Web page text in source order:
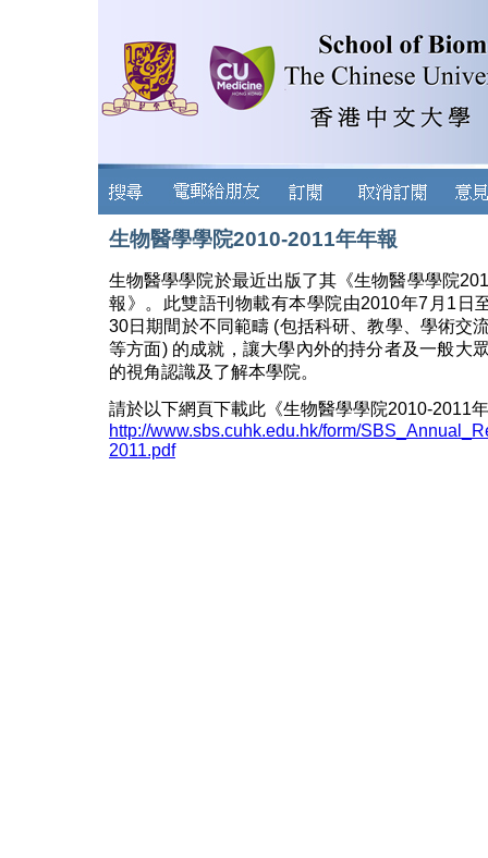
生物醫學學院2010-2011年年報
生物醫學學院於最近出版了其《生物醫學學院
報》。此雙語刊物載有本學院由2010年7月1日
30日期間於不同範疇 (包括科研、教學、學術交
等方面) 的成就，讓大學內外的持分者及一般大
的視角認識及了解本學院。
請於以下網頁下載此《生物醫學學院2010-2011
http://www.sbs.cuhk.edu.hk/form/
2011.pdf